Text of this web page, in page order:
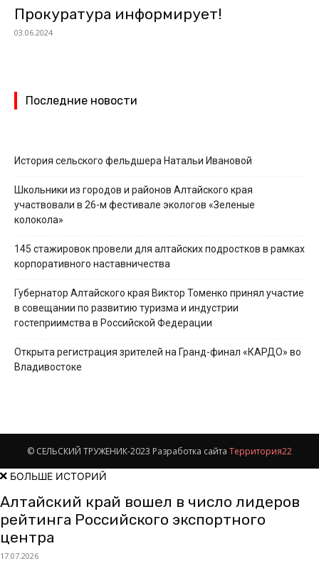
Прокуратура информирует!
03.06.2024
Последние новости
История сельского фельдшера Натальи Ивановой
Школьники из городов и районов Алтайского края
участвовали в 26-м фестивале экологов «Зеленые
колокола»
145 стажировок провели для алтайских подростков в рамках
корпоративного наставничества
Губернатор Алтайского края Виктор Томенко принял участие
в совещании по развитию туризма и индустрии
гостеприимства в Российской Федерации
Открыта регистрация зрителей на Гранд-финал «КАРДО» во
Владивостоке
© СЕЛЬСКИЙ ТРУЖЕНИК-2023 Разработка сайта Территория22
БОЛЬШЕ ИСТОРИЙ
Алтайский край вошел в число лидеров
рейтинга Российского экспортного
центра
17.07.2026